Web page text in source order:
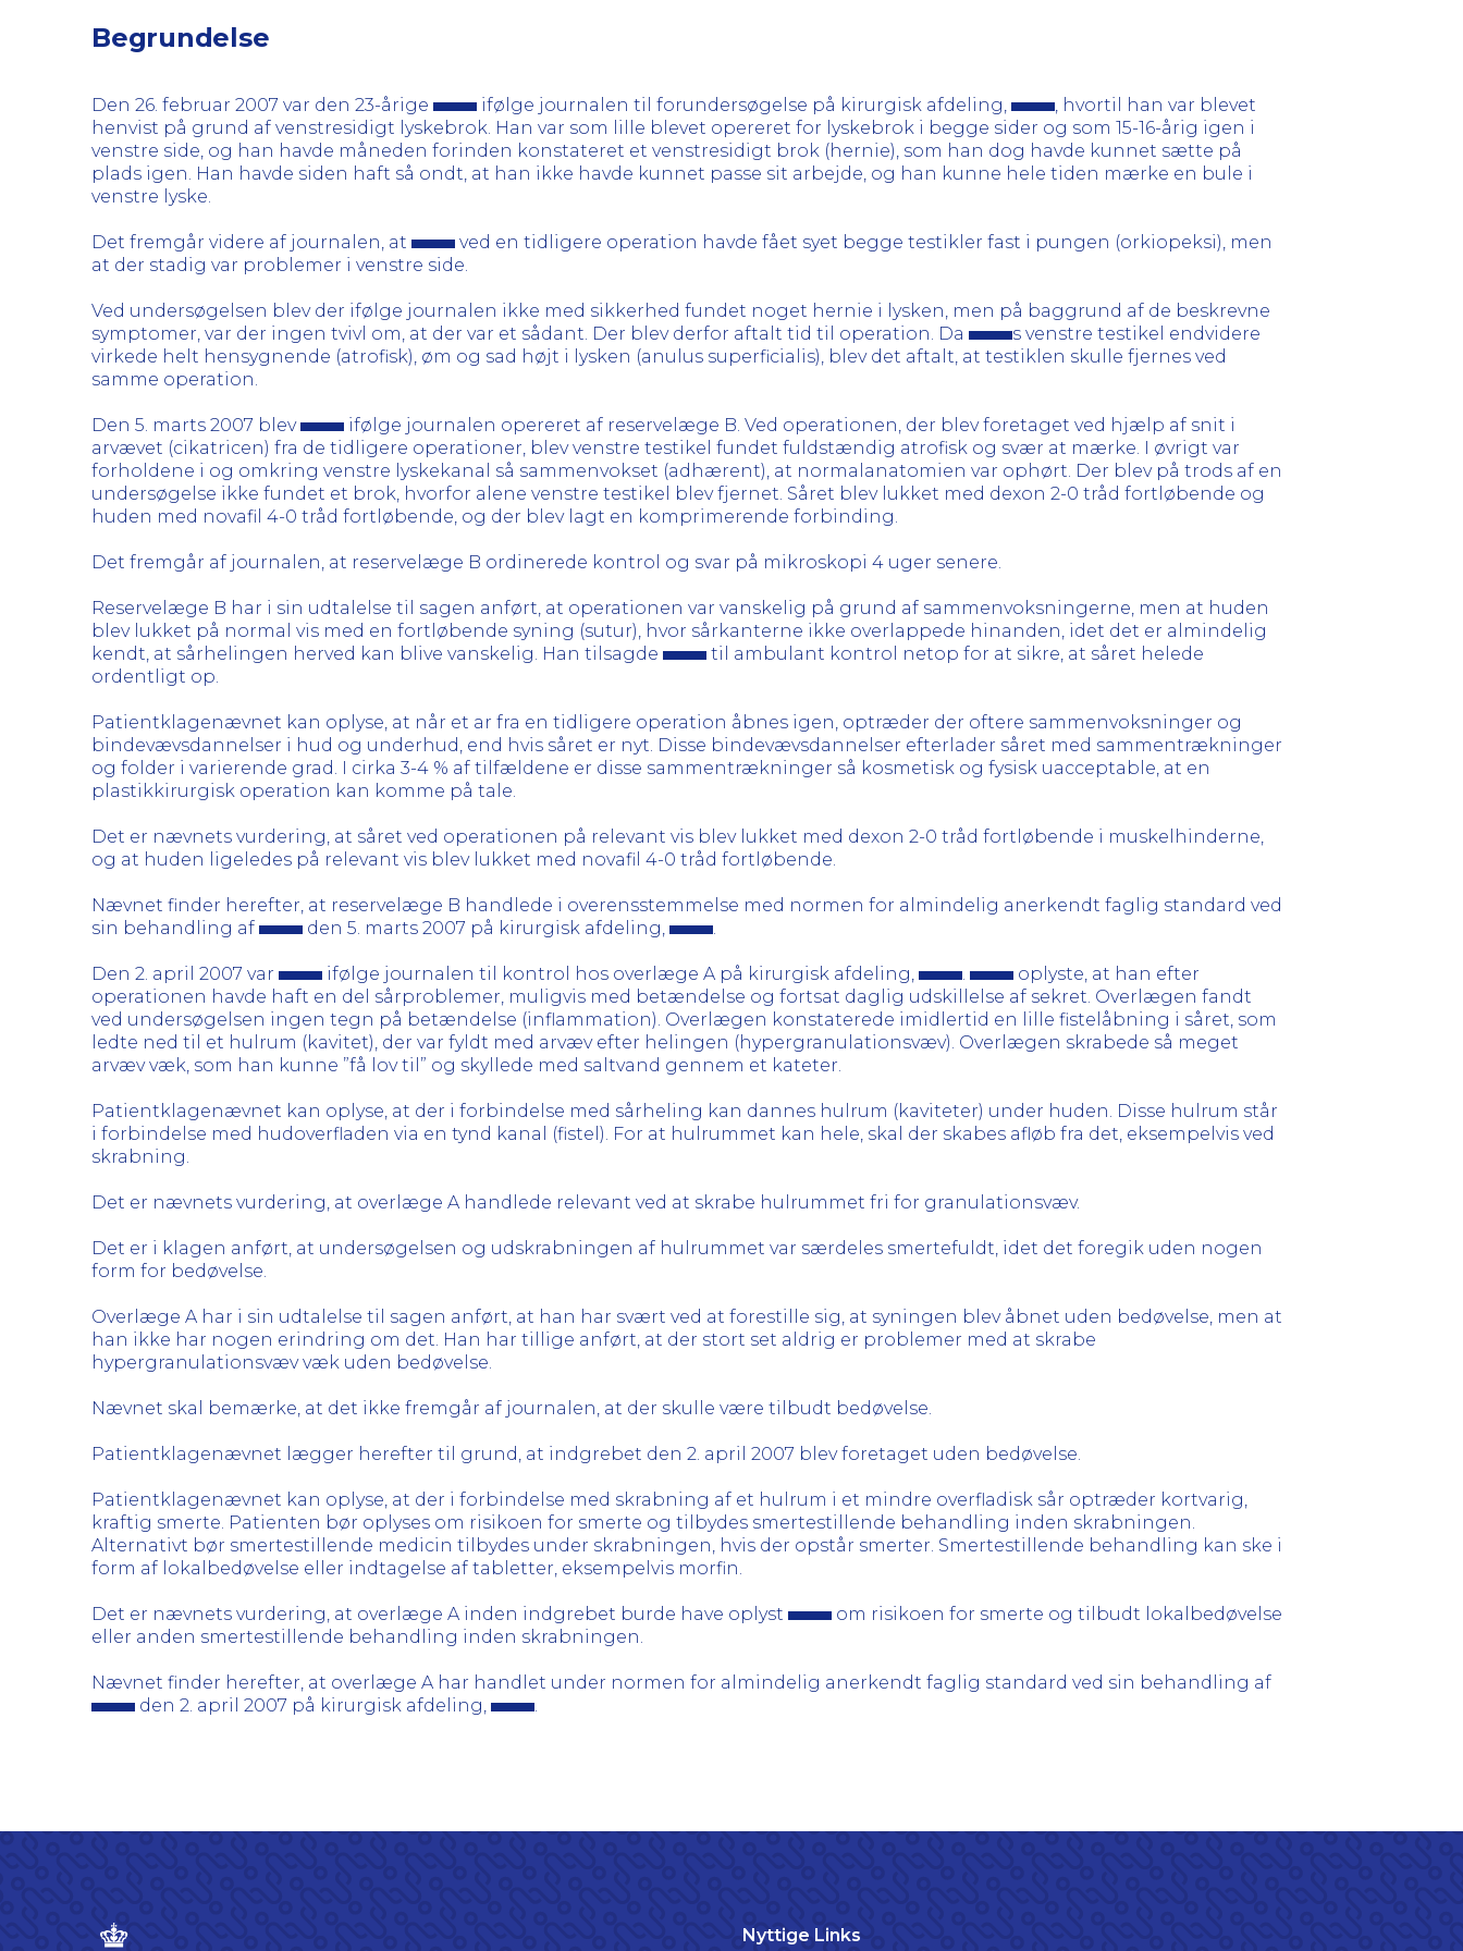
Begrundelse
Den 26. februar 2007 var den 23-årige ifølge journalen til forundersøgelse på kirurgisk afdeling,
, hvortil han var blevet
henvist på grund af venstresidigt lyskebrok. Han var som lille blevet opereret for lyskebrok i begge sider og som 15-16-årig igen i
venstre side, og han havde måneden forinden konstateret et venstresidigt brok (hernie), som han dog havde kunnet sætte på
plads igen. Han havde siden haft så ondt, at han ikke havde kunnet passe sit arbejde, og han kunne hele tiden mærke en bule i
venstre lyske.
Det fremgår videre af journalen, at
ved en tidligere operation havde fået syet begge testikler fast i pungen (orkiopeksi), men
at der stadig var problemer i venstre side.
Ved undersøgelsen blev der ifølge journalen ikke med sikkerhed fundet noget hernie i lysken, men på baggrund af de beskrevne
symptomer, var der ingen tvivl om, at der var et sådant. Der blev derfor aftalt tid til operation. Da
s venstre testikel endvidere
virkede helt hensygnende (atrofisk), øm og sad højt i lysken (anulus superficialis), blev det aftalt, at testiklen skulle fjernes ved
samme operation.
Den 5. marts 2007 blev
ifølge journalen opereret af reservelæge B. Ved operationen, der blev foretaget ved hjælp af snit i
arvævet (cikatricen) fra de tidligere operationer, blev venstre testikel fundet fuldstændig atrofisk og svær at mærke. I øvrigt var
forholdene i og omkring venstre lyskekanal så sammenvokset (adhærent), at normalanatomien var ophørt. Der blev på trods af en
undersøgelse ikke fundet et brok, hvorfor alene venstre testikel blev fjernet. Såret blev lukket med dexon 2-0 tråd fortløbende og
huden med novafil 4-0 tråd fortløbende, og der blev lagt en komprimerende forbinding.
Det fremgår af journalen, at reservelæge B ordinerede kontrol og svar på mikroskopi 4 uger senere.
Reservelæge B har i sin udtalelse til sagen anført, at operationen var vanskelig på grund af sammenvoksningerne, men at huden
blev lukket på normal vis med en fortløbende syning (sutur), hvor sårkanterne ikke overlappede hinanden, idet det er almindelig
kendt, at sårhelingen herved kan blive vanskelig. Han tilsagde
til ambulant kontrol netop for at sikre, at såret helede
ordentligt op.
Patientklagenævnet kan oplyse, at når et ar fra en tidligere operation åbnes igen, optræder der oftere sammenvoksninger og
bindevævsdannelser i hud og underhud, end hvis såret er nyt. Disse bindevævsdannelser efterlader såret med sammentrækninger
og folder i varierende grad. I cirka 3-4 % af tilfældene er disse sammentrækninger så kosmetisk og fysisk uacceptable, at en
plastikkirurgisk operation kan komme på tale.
Det er nævnets vurdering, at såret ved operationen på relevant vis blev lukket med dexon 2-0 tråd fortløbende i muskelhinderne,
og at huden ligeledes på relevant vis blev lukket med novafil 4-0 tråd fortløbende.
Nævnet finder herefter, at reservelæge B handlede i overensstemmelse med normen for almindelig anerkendt faglig standard ved
sin behandling af
den 5. marts 2007 på kirurgisk afdeling, .
Den 2. april 2007 var ifølge journalen til kontrol hos overlæge A på kirurgisk afdeling, .
oplyste, at han efter
operationen havde haft en del sårproblemer, muligvis med betændelse og fortsat daglig udskillelse af sekret. Overlægen fandt
ved undersøgelsen ingen tegn på betændelse (inflammation). Overlægen konstaterede imidlertid en lille fistelåbning i såret, som
ledte ned til et hulrum (kavitet), der var fyldt med arvæv efter helingen (hypergranulationsvæv). Overlægen skrabede så meget
arvæv væk, som han kunne ”få lov til” og skyllede med saltvand gennem et kateter.
Patientklagenævnet kan oplyse, at der i forbindelse med sårheling kan dannes hulrum (kaviteter) under huden. Disse hulrum står
i forbindelse med hudoverfladen via en tynd kanal (fistel). For at hulrummet kan hele, skal der skabes afløb fra det, eksempelvis ved
skrabning.
Det er nævnets vurdering, at overlæge A handlede relevant ved at skrabe hulrummet fri for granulationsvæv.
Det er i klagen anført, at undersøgelsen og udskrabningen af hulrummet var særdeles smertefuldt, idet det foregik uden nogen
form for bedøvelse.
Overlæge A har i sin udtalelse til sagen anført, at han har svært ved at forestille sig, at syningen blev åbnet uden bedøvelse, men at
han ikke har nogen erindring om det. Han har tillige anført, at der stort set aldrig er problemer med at skrabe
hypergranulationsvæv væk uden bedøvelse.
Nævnet skal bemærke, at det ikke fremgår af journalen, at der skulle være tilbudt bedøvelse.
Patientklagenævnet lægger herefter til grund, at indgrebet den 2. april 2007 blev foretaget uden bedøvelse.
Patientklagenævnet kan oplyse, at der i forbindelse med skrabning af et hulrum i et mindre overfladisk sår optræder kortvarig,
kraftig smerte. Patienten bør oplyses om risikoen for smerte og tilbydes smertestillende behandling inden skrabningen.
Alternativt bør smertestillende medicin tilbydes under skrabningen, hvis der opstår smerter. Smertestillende behandling kan ske i
form af lokalbedøvelse eller indtagelse af tabletter, eksempelvis morfin.
Det er nævnets vurdering, at overlæge A inden indgrebet burde have oplyst
om risikoen for smerte og tilbudt lokalbedøvelse
eller anden smertestillende behandling inden skrabningen.
Nævnet finder herefter, at overlæge A har handlet under normen for almindelig anerkendt faglig standard ved sin behandling af
den 2. april 2007 på kirurgisk afdeling,
.
Nyttige Links